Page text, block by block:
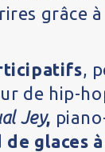
grâce à
,
hip-
Jey,
de glaces